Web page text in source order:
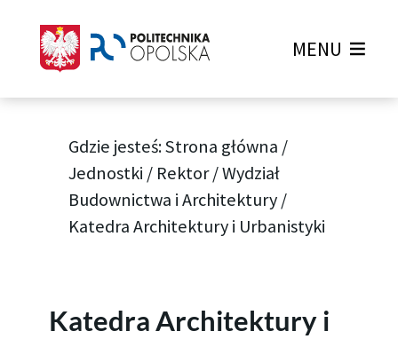
MENU
Gdzie jesteś:Strona główna /
Jednostki / Rektor/Wydział
Budownictwa i Architektury/
Katedra Architektury i Urbanistyki
Katedra Architektury i